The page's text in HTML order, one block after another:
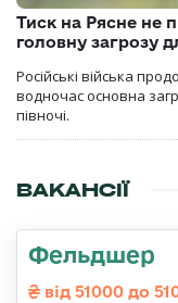
Тиск на Рясне не
головну загрозу
Російські війська
водночас основна
півночі.
ВАКАНСІЇ
Фельдшер
від 51000 до